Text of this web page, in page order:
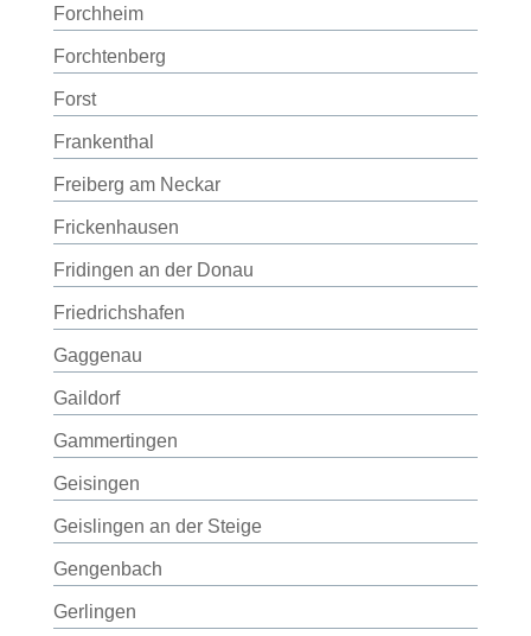
Forchheim
Forchtenberg
Forst
Frankenthal
Freiberg am Neckar
Frickenhausen
Fridingen an der Donau
Friedrichshafen
Gaggenau
Gaildorf
Gammertingen
Geisingen
Geislingen an der Steige
Gengenbach
Gerlingen